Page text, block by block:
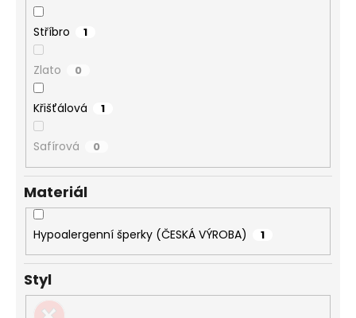
Stříbro 1
Zlato 0
Křišťálová 1
Safírová 0
Materiál
Hypoalergenní šperky (ČESKÁ VÝROBA) 1
Styl